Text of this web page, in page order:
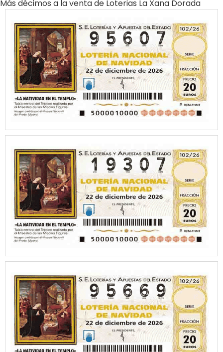
Más décimos a la venta de Loterias La Xana Dorada